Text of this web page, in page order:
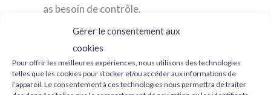
Gérer le consentement aux
cookies
Pour offrir les meilleures expériences, nous utilisons des technologies
telles que les cookies pour stocker et/ou accéder aux informations de
l’appareil. Le consentement à ces technologies nous permettra de traiter
as besoin de contrôle.
Multi-matériaux
: colle plastique et pièces
métalliques ou en résine dans le même diorama.
Réparationset renforts ponctuels dans les
zones difficiles d'accès grâce aux fines canules.